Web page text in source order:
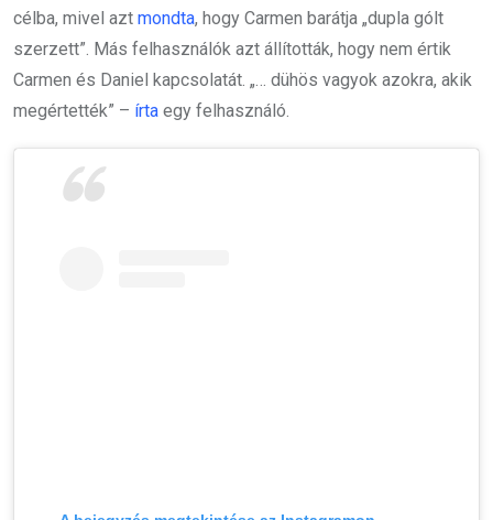
célba, mivel azt mondta, hogy Carmen barátja „dupla gólt
szerzett”. Más felhasználók azt állították, hogy nem értik
Carmen és Daniel kapcsolatát. „… dühös vagyok azokra, akik
megértették” – írta egy felhasználó.